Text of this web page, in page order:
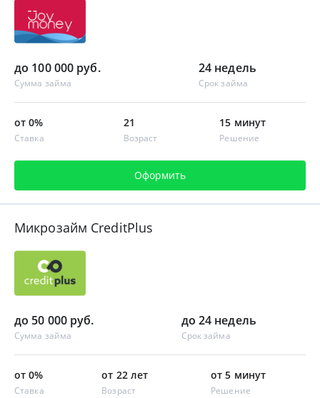
до 100 000 руб.
Сумма займа
24 недель
Срок займа
от 0%
Ставка
21
Возраст
15 минут
Решение
Оформить
Микрозайм CreditPlus
до 50 000 руб.
Сумма займа
до 24 недель
Срок займа
от 0%
Ставка
от 22 лет
Возраст
от 5 минут
Решение